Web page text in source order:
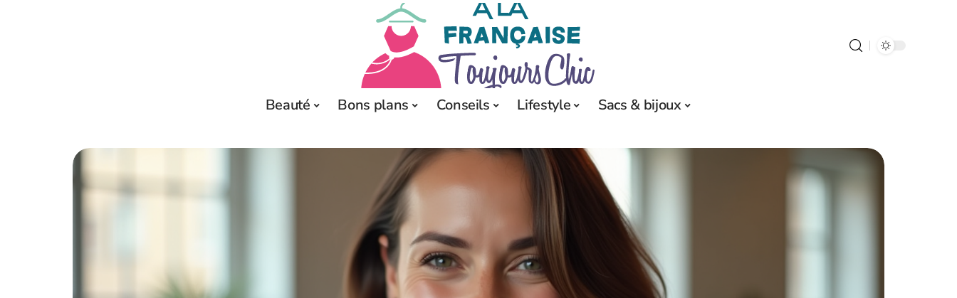
Beauté Bons plans Conseils Lifestyle Sacs & bijoux